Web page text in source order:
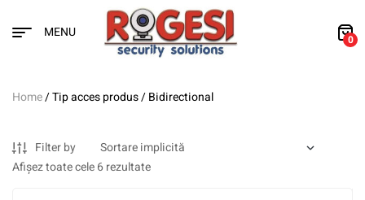
MENU 0
Home/ Tip acces produs / Bidirectional
Filter by
Afișez toate cele 6 rezultate